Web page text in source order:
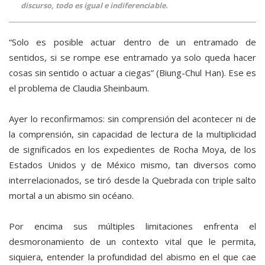
discurso, todo es igual e indiferenciable.
“Solo es posible actuar dentro de un entramado de
sentidos, si se rompe ese entramado ya solo queda hacer
cosas sin sentido o actuar a ciegas” (Biung-Chul Han). Ese es
el problema de Claudia Sheinbaum.
Ayer lo reconfirmamos: sin comprensión del acontecer ni de
la comprensión, sin capacidad de lectura de la multiplicidad
de significados en los expedientes de Rocha Moya, de los
Estados Unidos y de México mismo, tan diversos como
interrelacionados, se tiró desde la Quebrada con triple salto
mortal a un abismo sin océano.
Por encima sus múltiples limitaciones enfrenta el
desmoronamiento de un contexto vital que le permita,
siquiera, entender la profundidad del abismo en el que cae